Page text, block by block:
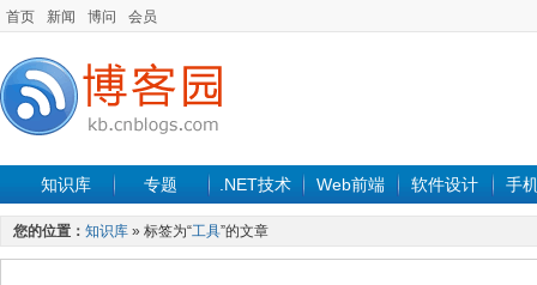
首页 新闻 博问 会员
知识库 专题 .NET技术 Web前端 软件设计 手
您的位置： 知识库 » 标签为“工具”的文章